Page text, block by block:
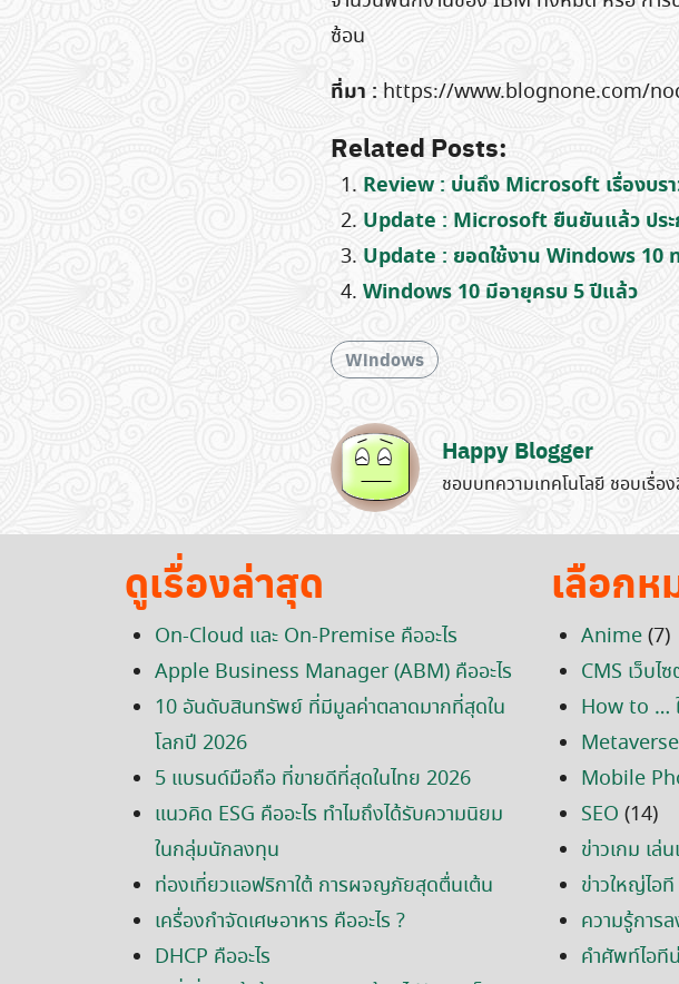
ซ้อน
ที่มา : https://www.blognone.com/
Related Posts:
Review : บ่นถึง Microsoft เรื่องบ
Update : Microsoft ยืนยันแล้ว ปร
Update : ยอดใช้งาน Windows 10
Windows 10 มีอายุครบ 5 ปีแล้ว
Windows
Happy Blogger
ชอบบทความเทคโนโลยี ชอบเรื่
ดูเรื่องล่าสุด
On-Cloud และ On-Premise คืออะไร
Apple Business Manager (ABM) คืออะไร
10 อันดับสินทรัพย์ ที่มีมูลค่าตลาดมากที่สุดใน
โลกปี 2026
5 แบรนด์มือถือ ที่ขายดีที่สุดในไทย 2026
แนวคิด ESG คืออะไร ทำไมถึงได้รับความนิยม
ในกลุ่มนักลงทุน
ท่องเที่ยวแอฟริกาใต้ การผจญภัยสุดตื่นเต้น
เครื่องกำจัดเศษอาหาร คืออะไร ?
DHCP คืออะไร
เลือก
Anime(7)
CMS เว็บไ
How to …
Mobile
SEO (14)
ข่าวเกม เล่
ข่าวใหญ่ไอที
ความรู้การ
คำศัพท์ไอที